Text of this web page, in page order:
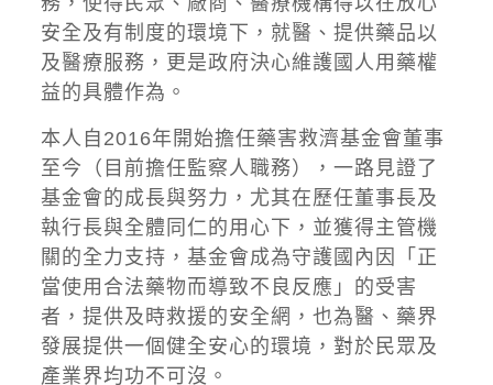
安全及有制度的環境下，就醫、提供藥品以
及醫療服務，更是政府決心維護國人用藥權
益的具體作為。
本人自2016年開始擔任藥害救濟基金會董事
至今（目前擔任監察人職務），一路見證了
基金會的成長與努力，尤其在歷任董事長及
執行長與全體同仁的用心下，並獲得主管機
關的全力支持，基金會成為守護國內因「正
當使用合法藥物而導致不良反應」的受害
者，提供及時救援的安全網，也為醫、藥界
發展提供一個健全安心的環境，對於民眾及
產業界均功不可沒。